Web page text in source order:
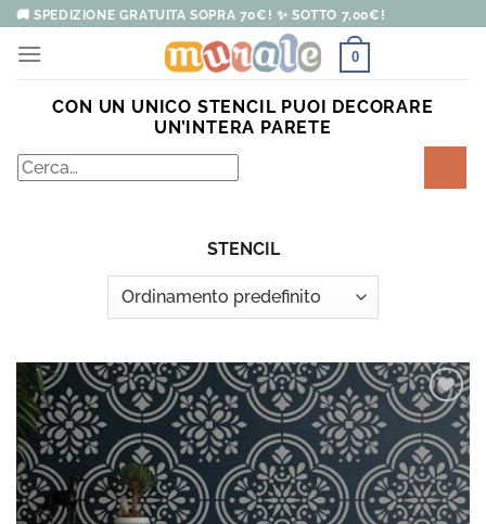
Salta
contenuti
🚚 SPEDIZIONE GRATUITA SOPRA 70€! ✨ SOTTO 7,00€!
0
CON UN UNICO STENCIL PUOI DECORARE
UN’INTERA PARETE
Cerca:
STENCIL